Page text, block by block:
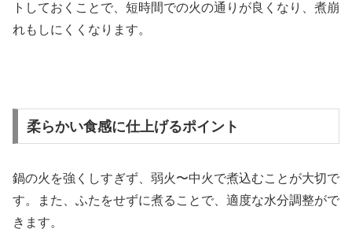
トしておくことで、短時間での火の通りが良くなり、煮崩
れもしにくくなります。
柔らかい食感に仕上げるポイント
鍋の火を強くしすぎず、弱火〜中火で煮込むことが大切で
す。また、ふたをせずに煮ることで、適度な水分調整がで
きます。